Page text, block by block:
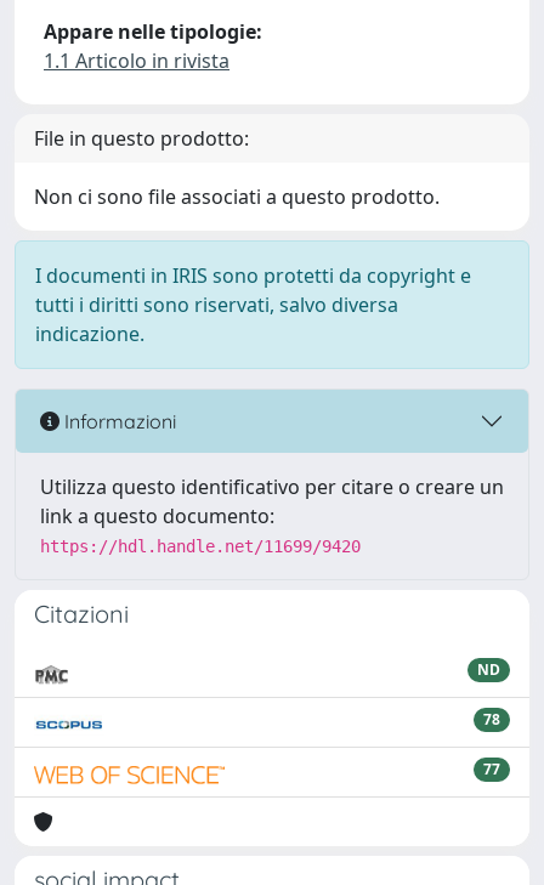
Appare nelle tipologie:
1.1 Articolo in rivista
File in questo prodotto:
Non ci sono file associati a questo prodotto.
I documenti in IRIS sono protetti da copyright e
tutti i diritti sono riservati, salvo diversa
indicazione.
Informazioni
Utilizza questo identificativo per citare o creare un
link a questo documento:
https://hdl.handle.net/11699/9420
Citazioni
ND
78
77